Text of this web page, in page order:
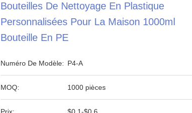
Bouteilles De Nettoyage En Plastique
Personnalisées Pour La Maison 1000ml
Bouteille En PE
Numéro De Modèle: P4-A
MOQ: 1000 pièces